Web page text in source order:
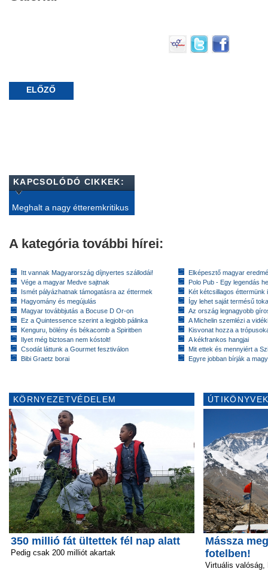
ELŐZŐ
KAPCSOLÓDÓ CIKKEK:
Meghalt a nagy étteremkritikus
A kategória további hírei:
Itt vannak Magyarország díjnyertes szállodái!
Vége a magyar Medve sajtnak
Ismét pályázhatnak támogatásra az éttermek
Hagyomány és megújulás
Magyar továbbjutás a Bocuse D Or-on
Ez a Quintessence szerint a legjobb pálinka
Kenguru, bölény és békacomb a Spiritben
Ilyet még biztosan nem kóstolt!
Csodát láttunk a Gourmet fesztiválon
Bibi Graetz borai
Elképesztő magyar
Polo Pub - Egy legendás
Két kétcsillagos éttermünk
Így lehet saját termésű
Az ország legnagyobb
A Michelin szemlézi a
Kisvonat hozza a
A kékfrankos hangjai
Mit ettek és mennyiért a
Egyre jobban bírják a
KÖRNYEZETVÉDELEM
350 millió fát ültettek fél nap alatt
Pedig csak 200 milliót akartak
Mássza
fotelben!
Virtuális valóság,